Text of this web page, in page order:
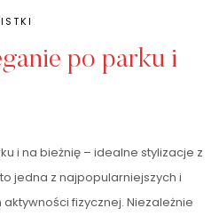
po parku i
i na bieżnię – idealne stylizacje z
jedna z najpopularniejszych i
fizycznej. Niezależnie